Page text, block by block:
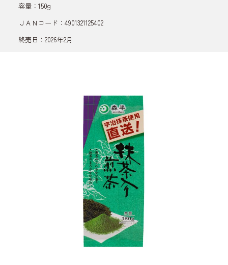
容量：150g
ＪＡＮコード：4901321125402
終売日：2026年2月